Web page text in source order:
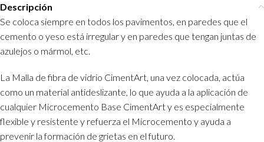
Descripción
Se coloca siempre en todos los pavimentos, en paredes que el
cemento o yeso está irregular y en paredes que tengan juntas de
azulejos o mármol, etc.
La Malla de fibra de vidrio CimentArt, una vez colocada, actúa
como un material antideslizante, lo que ayuda a la aplicación de
cualquier Microcemento Base CimentArt y es especialmente
flexible y resistente y refuerza el Microcemento y ayuda a
prevenir la formación de grietas en el futuro.